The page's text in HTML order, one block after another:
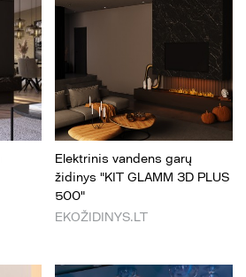
Elektrinis vandens garų
židinys "KIT GLAMM 3D PLUS
500"
EKOŽIDINYS.LT